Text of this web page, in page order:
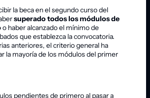
la beca en el segundo curso del
superado todos los módulos de
o haber alcanzado el mínimo de
que establezca la convocatoria.
anteriores, el criterio general ha
la mayoría de los módulos del primer
pendientes de primero al pasar a